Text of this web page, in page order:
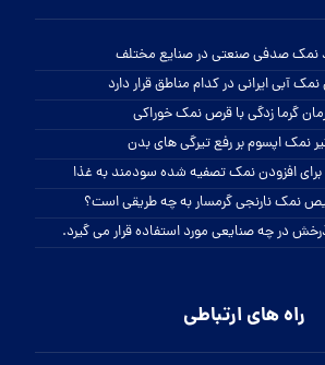
نمک صدفی صنعتی در صنایع مختلف
آبی ایرانی در کدام مناطق قرار دارد
گرما زدگی با قرص نمک خوراکی
نمک اپسوم بر رفع تیرگی های بدن
افزودن نمک تصفیه شده سودمند به غذا
نمک نارنجی گرمسار به چه طریقی است؟
در چه صنایعی مورد استفاده قرار می گیرد.
راه های ارتباطی